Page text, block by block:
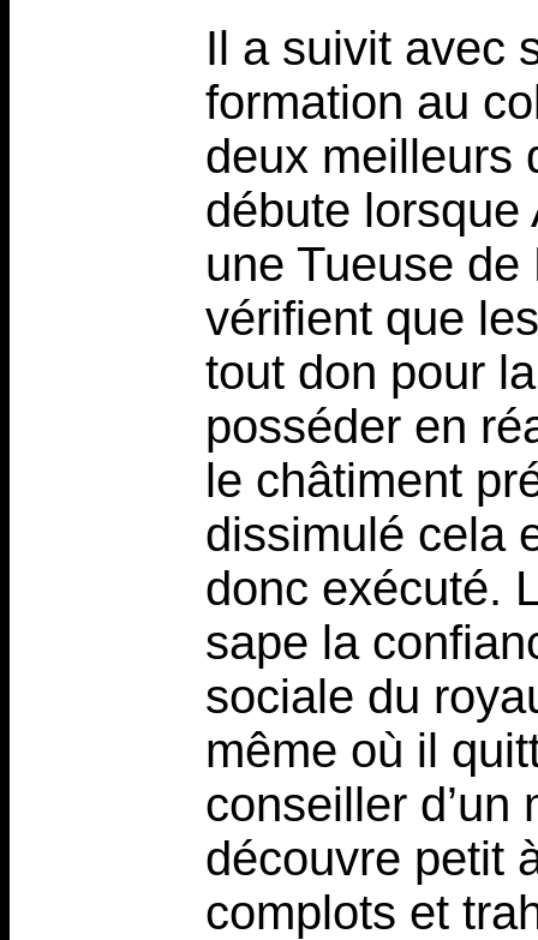
Il a suivit avec
formation au
deux meilleurs
débute lorsque
une Tueuse
vérifient que
tout don pour
posséder en
le châtiment
dissimulé cela
donc exécuté.
sape la
sociale du
même où il
conseiller d’un
découvre petit
complots et